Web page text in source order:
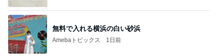
無料で入れる横浜の白い砂浜
Amebaトピックス 1日前